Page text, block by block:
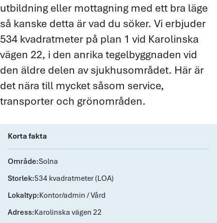
utbildning eller mottagning med ett bra läge
så kanske detta är vad du söker. Vi erbjuder
534 kvadratmeter på plan 1 vid Karolinska
vägen 22, i den anrika tegelbyggnaden vid
den äldre delen av sjukhusområdet. Här är
det nära till mycket såsom service,
transporter och grönområden.
Korta fakta
Område:Solna
Storlek:534 kvadratmeter (LOA)
Lokaltyp:Kontor/admin / Vård
Adress:Karolinska vägen 22